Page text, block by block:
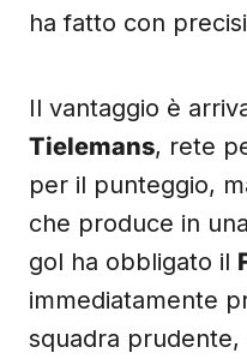
ha fatto con
Il vantaggio è
Tielemans, rete
per il punteggio,
che produce in
gol ha obbligato il
immediatamente
squadra